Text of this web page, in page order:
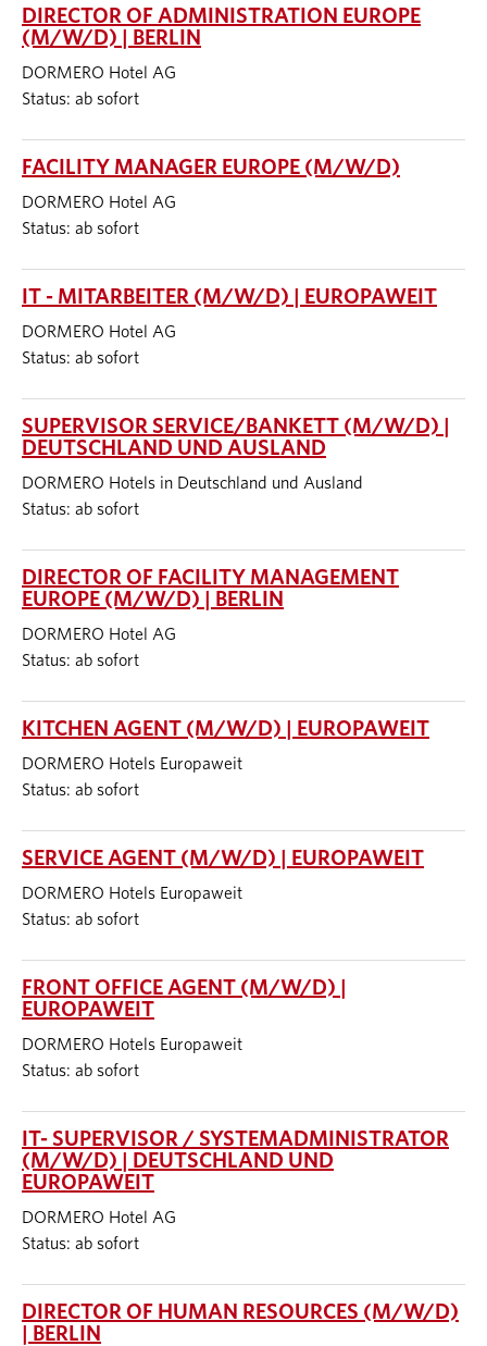
DIRECTOR OF ADMINISTRATION EUROPE
(M/W/D) | BERLIN
DORMERO Hotel AG
Status: ab sofort
FACILITY MANAGER EUROPE (M/W/D)
DORMERO Hotel AG
Status: ab sofort
IT - MITARBEITER (M/W/D) | EUROPAWEIT
DORMERO Hotel AG
Status: ab sofort
SUPERVISOR SERVICE/BANKETT (M/W/D) |
DEUTSCHLAND UND AUSLAND
DORMERO Hotels in Deutschland und Ausland
Status: ab sofort
DIRECTOR OF FACILITY MANAGEMENT
EUROPE (M/W/D) | BERLIN
DORMERO Hotel AG
Status: ab sofort
KITCHEN AGENT (M/W/D) | EUROPAWEIT
DORMERO Hotels Europaweit
Status: ab sofort
SERVICE AGENT (M/W/D) | EUROPAWEIT
DORMERO Hotels Europaweit
Status: ab sofort
FRONT OFFICE AGENT (M/W/D) |
EUROPAWEIT
DORMERO Hotels Europaweit
Status: ab sofort
IT- SUPERVISOR / SYSTEMADMINISTRATOR
(M/W/D) | DEUTSCHLAND UND
EUROPAWEIT
DORMERO Hotel AG
Status: ab sofort
DIRECTOR OF HUMAN RESOURCES (M/W/D)
| BERLIN